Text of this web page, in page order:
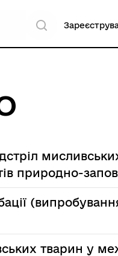
природно-
тварин у